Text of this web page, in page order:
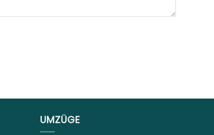
UMZÜGE